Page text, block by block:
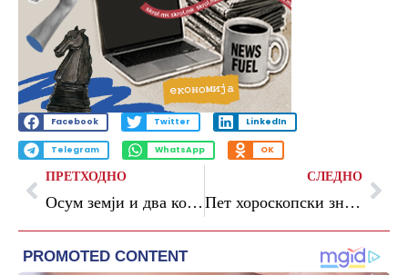
Facebook Twitter LinkedIn
Telegram WhatsApp OK
ПРЕТХОДНО
Осум земји и два континента за 46 евра на ден: Како овој пар пропатува половина свет за „ситно“
СЛЕДНО
Пет хороскопски знаци во следните 7 дена ги очекуваат огромни пари и голем животен напредок